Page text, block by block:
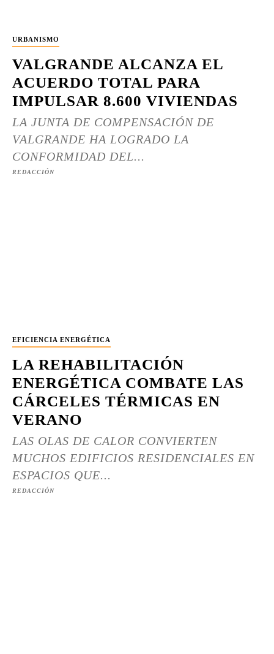
URBANISMO
VALGRANDE ALCANZA EL
ACUERDO TOTAL PARA
IMPULSAR 8.600 VIVIENDAS
LA JUNTA DE COMPENSACIÓN DE
VALGRANDE HA LOGRADO LA
CONFORMIDAD DEL...
REDACCIÓN
EFICIENCIA ENERGÉTICA
LA REHABILITACIÓN
ENERGÉTICA COMBATE LAS
CÁRCELES TÉRMICAS EN
VERANO
LAS OLAS DE CALOR CONVIERTEN
MUCHOS EDIFICIOS RESIDENCIALES EN
ESPACIOS QUE...
REDACCIÓN